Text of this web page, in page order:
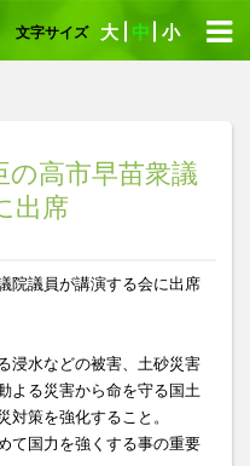
文字サイズ 大 中 小
の高市早苗衆議
出席
院議員が講演する会に出席
浸水などの被害、土砂災害
よる災害から命を守る国土
対策を強化すること。
て国力を強くする事の重要